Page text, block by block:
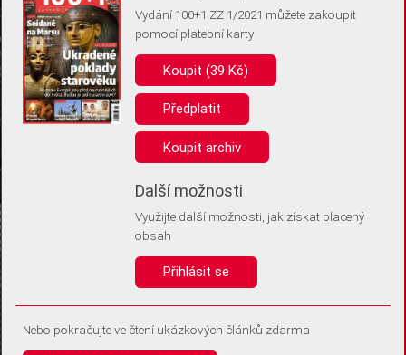
Pro základní fungování webu nepotřebujeme ukládat žádné informace
(tzv. cookies apod.). Rádi bychom vás ale požádali o souhlas s
uložením volitelných informací:
Anonymní unikátní ID
Díky němu příště poznáme, že se jedná o stejné zařízení, a
Identifikátor je zcela anonymní.
Vaše souhlasy a odmítnutí si ukládáme do vašeho zařízení, abychom se
vás už příště znovu neptali. Můžete je kdykoli později upravit ve Správě
Vydání 100+1 ZZ 1/2021 můžete zakoupit
pomocí platební karty
Koupit (39 Kč)
Předplatit
Koupit archiv
Další možnosti
Využijte další možnosti, jak získat placený
obsah
Přihlásit se
Nebo pokračujte ve čtení ukázkových článků zdarma